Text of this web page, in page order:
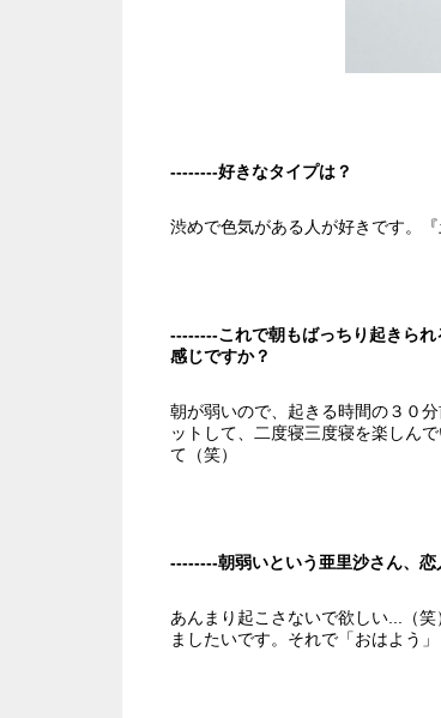
--------好きなタイプは？
渋めで色気がある人が好きです。
--------これで朝もばっちり起きら
感じですか？
朝が弱いので、起きる時間の３０
ットして、二度寝三度寝を楽しん
て（笑）
--------朝弱いという亜里沙さん、
あんまり起こさないで欲しい...（
ましたいです。それで「おはよう